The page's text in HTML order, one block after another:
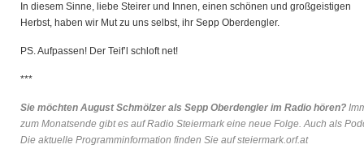
In diesem Sinne, liebe Steirer und Innen, einen schönen und großgeistigen
Herbst, haben wir Mut zu uns selbst, ihr Sepp Oberdengler.
PS. Aufpassen! Der Teif’l schloft net!
***
Sie möchten August Schmölzer als Sepp Oberdengler im Radio hören?
zum Monatsende gibt es auf Radio Steiermark eine neue Folge. Auch als
Die aktuelle Programminformation finden Sie aufsteiermark.orf.at